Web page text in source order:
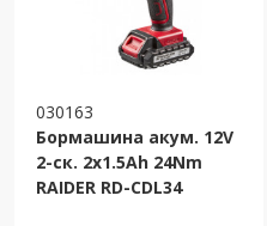
030163
Бормашина акум. 12V
2-ск. 2x1.5Ah 24Nm
RAIDER RD-CDL34